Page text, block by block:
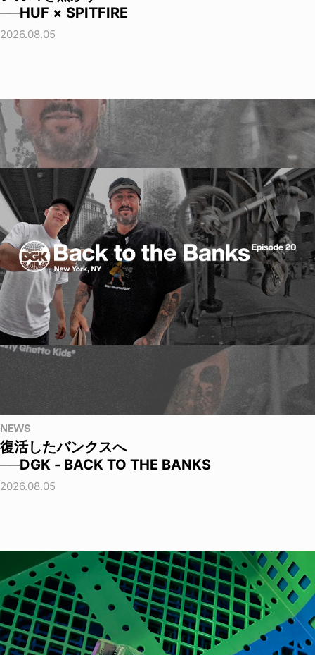
──HUF × SPITFIRE
2026.08.05
NEWS
復活したバンクスへ
──DGK - BACK TO THE BANKS
2026.08.05